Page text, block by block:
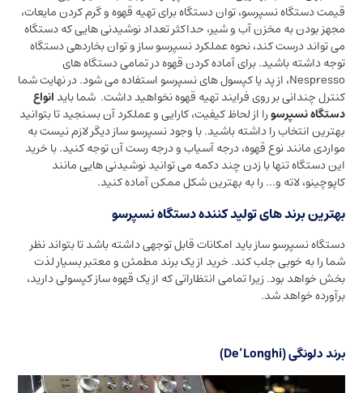
قیمت دستگاه نسپرسو، توان دستگاه برای تهیه قهوه و گرم کردن مایعات،
مجهز بودن به مخزن آب و شیر، حداکثر تعداد نوشیدنی هایی که دستگاه
می تواند درست کند، نحوه عملکرد نسپرسو ساز و توان بخاردهی دستگاه
توجه داشته باشید. برای آماده کردن قهوه در تمامی دستگاه های
Nespresso، از پد یا کپسول های نسپرسو استفاده می شود. در نهایت شما
کنترل چندانی بر روی فرایند تهیه قهوه نخواهید داشت. شما باید انواع
دستگاه نسپرسورا از لحاظ کیفیت، کارایی و عملکرد آن بسنجید تا بتوانید
بهترین انتخاب را داشته باشید. با وجود نسپرسو ساز دیگر لازم نیست به
مواردی مانند نوع قهوه، درجه آسیاب و درجه رست آن توجه کنید. با خرید
این دستگاه تنها با زدن چند دکمه می توانید نوشیدنی هایی مانند
کاپوچینو، لاته و… را به بهترین شکل ممکن آماده کنید.
بهترین برند های تولید کننده دستگاه نسپرسو
دستگاه نسپرسو ساز باید امکانات قابل توجهی داشته باشد تا بتواند نظر
شما را به خوبی جلب کند. خرید از یک برند مطمئن و معتبر بسیار لذت
بخش خواهد بود. زیرا تمامی انتظاراتی که از یک قهوه ساز کپسولی دارید،
برآورده خواهد شد.
برند دلونگی (De’Longhi)